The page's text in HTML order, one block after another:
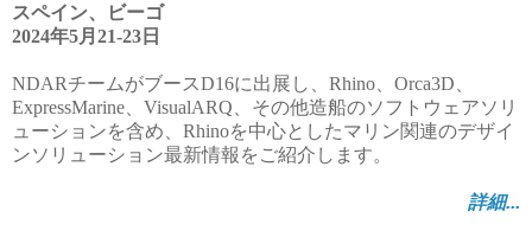
スペイン、ビーゴ
2024年5月21-23日
NDARチームがブースD16に出展し、Rhino、Orca3D、
ExpressMarine、VisualARQ、その他造船のソフトウェアソリ
ューションを含め、Rhinoを中心としたマリン関連のデザイ
ンソリューション最新情報をご紹介します。
詳細...